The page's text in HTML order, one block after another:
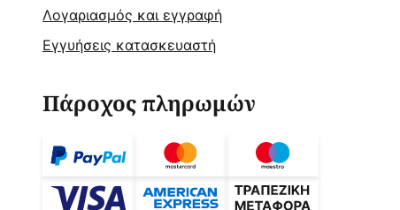
Λογαριασμός και εγγραφή
Εγγυήσεις κατασκευαστή
Πάροχος πληρωμών